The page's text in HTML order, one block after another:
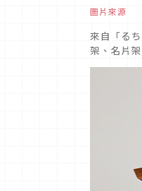
圖片來源
來自「る
架、名片